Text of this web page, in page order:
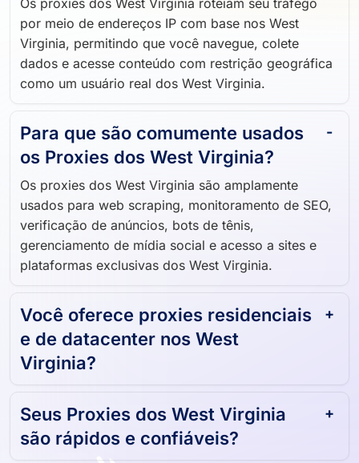
Os proxies dos West Virginia roteiam seu tráfego
por meio de endereços IP com base nos West
Virginia, permitindo que você navegue, colete
dados e acesse conteúdo com restrição geográfica
como um usuário real dos West Virginia.
Para que são comumente usados ​​
os Proxies dos West Virginia?
Os proxies dos West Virginia são amplamente
usados ​​para web scraping, monitoramento de SEO,
verificação de anúncios, bots de tênis,
gerenciamento de mídia social e acesso a sites e
plataformas exclusivas dos West Virginia.
Você oferece proxies residenciais
e de datacenter nos West
Virginia?
Seus Proxies dos West Virginia
são rápidos e confiáveis?